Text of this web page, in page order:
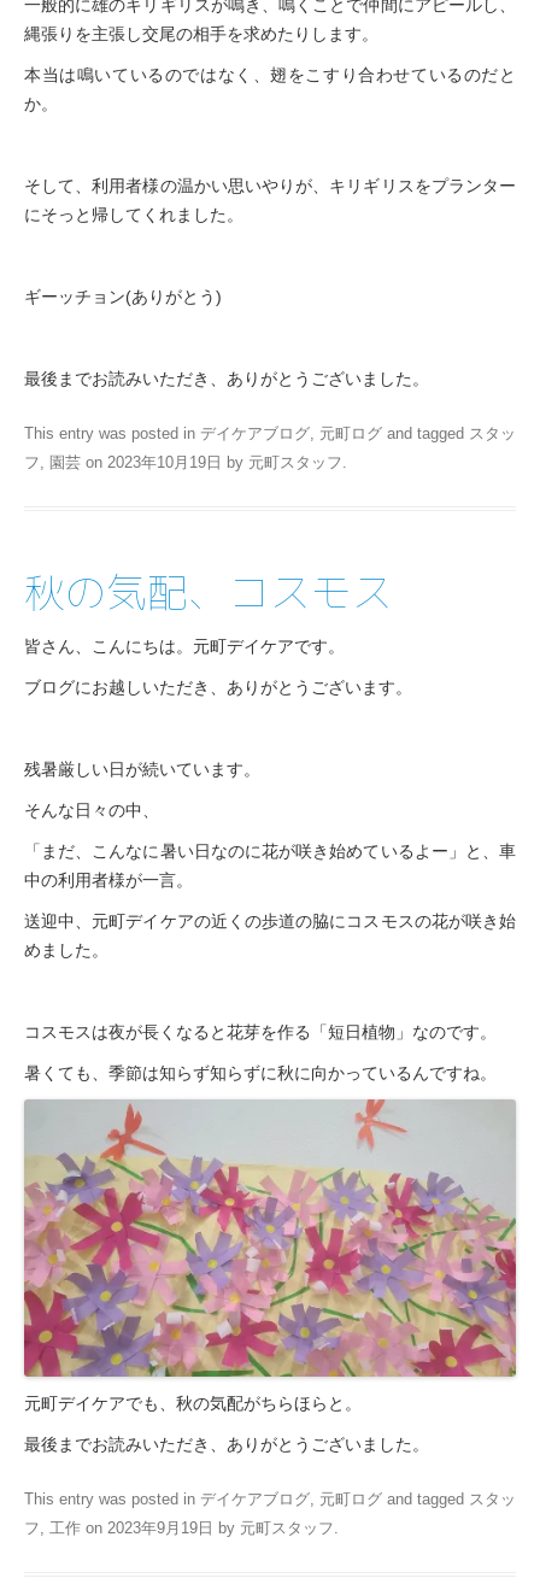
一般的に雄のキリギリスが鳴き、鳴くことで仲間にアピールし、
縄張りを主張し交尾の相手を求めたりします。
本当は鳴いているのではなく、翅をこすり合わせているのだと
か。
そして、利用者様の温かい思いやりが、キリギリスをプランター
にそっと帰してくれました。
ギーッチョン(ありがとう)
最後までお読みいただき、ありがとうございました。
This entry was posted in デイケアブログ, 元町ログ and tagged スタッ
フ, 園芸 on 2023年10月19日 by 元町スタッフ.
秋の気配、コスモス
皆さん、こんにちは。元町デイケアです。
ブログにお越しいただき、ありがとうございます。
残暑厳しい日が続いています。
そんな日々の中、
「まだ、こんなに暑い日なのに花が咲き始めているよー」と、車
中の利用者様が一言。
送迎中、元町デイケアの近くの歩道の脇にコスモスの花が咲き始
めました。
コスモスは夜が長くなると花芽を作る「短日植物」なのです。
暑くても、季節は知らず知らずに秋に向かっているんですね。
元町デイケアでも、秋の気配がちらほらと。
最後までお読みいただき、ありがとうございました。
This entry was posted in デイケアブログ 元町ログ and tagged スタッ
フ
工作 on 2023年9月19日 by 元町スタッフ